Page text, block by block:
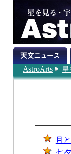
AstroArts 星
月
七夕